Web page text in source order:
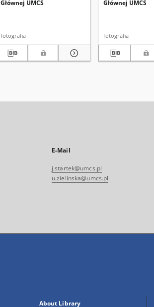
Głównej UMCS
fotografia
Głównej UMCS
fotografia
E-Mail
j.startek@umcs.pl
u.zielinska@umcs.pl
About Library